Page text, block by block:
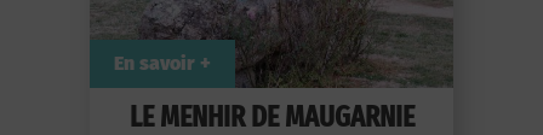
LE MENHIR DE MAUGARNIE
En savoir +